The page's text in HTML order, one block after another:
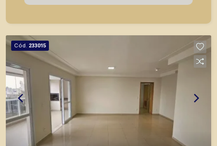
de Ribeirão Preto.
Cód. 233015